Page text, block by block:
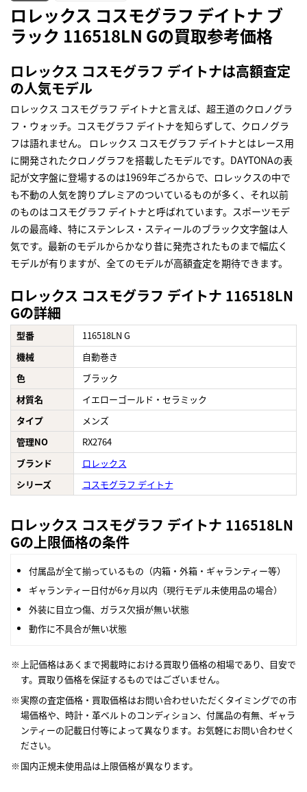
ロレックス コスモグラフ デイトナ ブ
ラック 116518LN Gの買取参考価格
ロレックス コスモグラフ デイトナは高額査定
の人気モデル
ロレックス コスモグラフ デイトナと言えば、超王道のクロノグラ
フ・ウォッチ。コスモグラフ デイトナを知らずして、クロノグラ
フは語れません。 ロレックス コスモグラフ デイトナとはレース用
に開発されたクロノグラフを搭載したモデルです。DAYTONAの表
記が文字盤に登場するのは1969年ごろからで、ロレックスの中で
も不動の人気を誇りプレミアのついているものが多く、それ以前
のものはコスモグラフ デイトナと呼ばれています。スポーツモデ
ルの最高峰、特にステンレス・スティールのブラック文字盤は人
気です。最新のモデルからかなり昔に発売されたものまで幅広く
モデルが有りますが、全てのモデルが高額査定を期待できます。
ロレックス コスモグラフ デイトナ 116518LN
Gの詳細
型番
116518LN G
機械
自動巻き
色
ブラック
材質名
イエローゴールド・セラミック
タイプ
メンズ
管理NO
RX2764
ブランド
ロレックス
シリーズ
コスモグラフ デイトナ
ロレックス コスモグラフ デイトナ 116518LN
Gの上限価格の条件
付属品が全て揃っているもの（内箱・外箱・ギャランティー等）
ギャランティー日付が6ヶ月以内（現行モデル未使用品の場合）
外装に目立つ傷、ガラス欠損が無い状態
動作に不具合が無い状態
上記価格はあくまで掲載時における買取り価格の相場であり、目安で
す。買取り価格を保証するものではございません。
実際の査定価格・買取価格はお問い合わせいただくタイミングでの市
場価格や、時計・革ベルトのコンディション、付属品の有無、ギャラ
ンティーの記載日付等によって異なります。お気軽にお問い合わせく
ださい。
国内正規未使用品は上限価格が異なります。